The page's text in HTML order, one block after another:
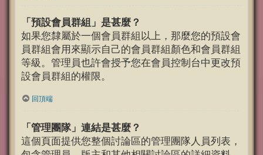
「預設會員群組」是甚麼？
如果您隸屬於一個會員群組以上，那麼您的預設會
員群組會用來顯示自己的會員群組顏色和會員群組
等級。管理員也許會授予您在會員控制台中更改預
設會員群組的權限。
回頂端
「管理團隊」連結是甚麼？
這個頁面提供您整個討論區的管理團隊人員列表，